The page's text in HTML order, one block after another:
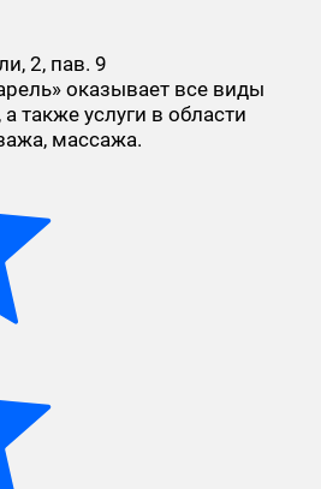
2, пав. 9
оказывает все виды
также услуги в области
массажа.